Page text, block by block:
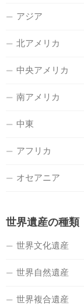
アジア
北アメリカ
中央アメリカ
南アメリカ
中東
アフリカ
オセアニア
世界遺産の種類
世界文化遺産
世界自然遺産
世界複合遺産